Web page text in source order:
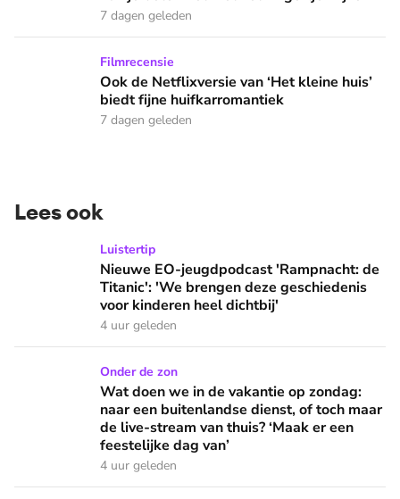
7 dagen geleden
Ook de Netflixversie van ‘Het kleine huis’ biedt fijne
Filmrecensie
Ook de Netflixversie van ‘Het kleine huis’
biedt fijne huifkarromantiek
7 dagen geleden
Lees ook
Nieuwe EO-jeugdpodcast 'Rampnacht: de Titanic': 'We
Luistertip
Nieuwe EO-jeugdpodcast 'Rampnacht: de
Titanic': 'We brengen deze geschiedenis
voor kinderen heel dichtbij'
4 uur geleden
Wat doen we in de vakantie op zondag: naar een
Onder de zon
Wat doen we in de vakantie op zondag:
naar een buitenlandse dienst, of toch maar
de live-stream van thuis? ‘Maak er een
feestelijke dag van’
4 uur geleden